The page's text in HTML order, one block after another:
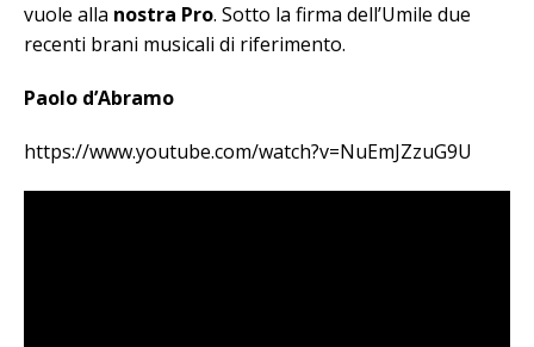
vuole alla nostra Pro. Sotto la firma dell’Umile due
recenti brani musicali di riferimento.
Paolo d’Abramo
https://www.youtube.com/watch?v=NuEmJZzuG9U